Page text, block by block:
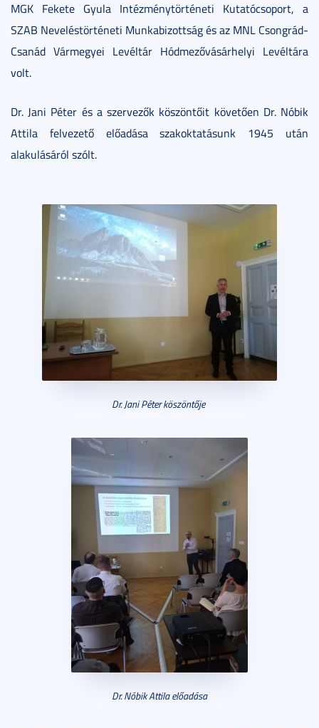
MGK Fekete Gyula Intézménytörténeti Kutatócsoport, a
SZAB Neveléstörténeti Munkabizottság és az MNL Csongrád-
Csanád Vármegyei Levéltár Hódmezővásárhelyi Levéltára
volt.
Dr. Jani Péter és a szervezők köszöntőit követően Dr. Nóbik
Attila felvezető előadása szakoktatásunk 1945 után
alakulásáról szólt.
Dr. Jani Péter köszöntője
Dr. Nóbik Attila előadása